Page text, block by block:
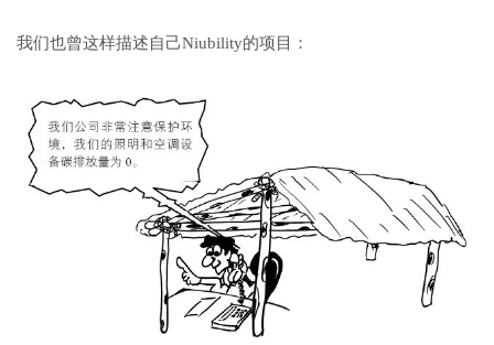
我们也曾这样描述自己Niubility的项目：